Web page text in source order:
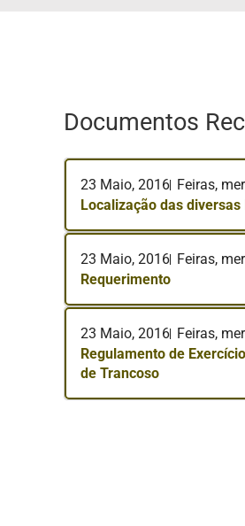
Documentos
23 Maio, 2016 Feiras,
Localização das
23 Maio, 2016 Feiras,
Requerimento
23 Maio, 2016 Feiras,
Regulamento de
de Trancoso